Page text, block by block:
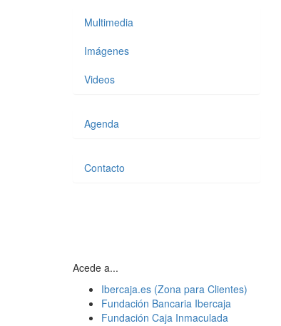
Multimedia
Imágenes
Videos
Agenda
Contacto
Acede a...
Ibercaja.es (Zona para Clientes)
Fundación Bancaria Ibercaja
Fundación Caja Inmaculada